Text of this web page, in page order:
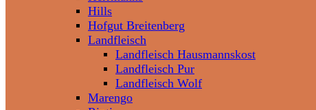
Hills
Hofgut Breitenberg
Landfleisch
Landfleisch Hausmannskost
Landfleisch Pur
Landfleisch Wolf
Marengo